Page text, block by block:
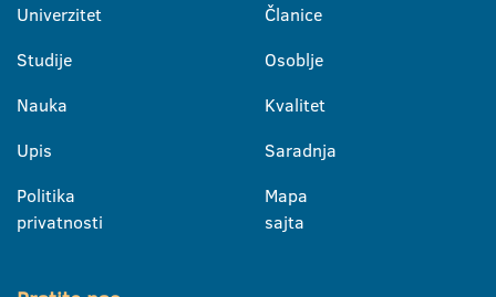
Univerzitet
Studije
Nauka
Upis
Politika
privatnosti
Članice
Osoblje
Kvalitet
Saradnja
Mapa
sajta